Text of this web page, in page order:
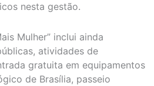
nesta gestão.
Mulher” inclui ainda
atividades de
gratuita em equipamentos
de Brasília, passeio